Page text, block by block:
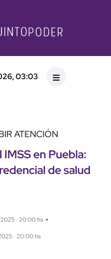
03:03
ATENCIÓN
en Puebla:
de salud
· 20:00 hs
· 20:00 hs